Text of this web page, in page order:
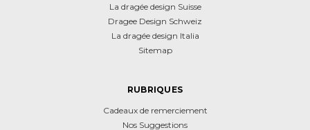
La dragée design Suisse
Dragee Design Schweiz
La dragée design Italia
Sitemap
RUBRIQUES
Cadeaux de remerciement
Nos Suggestions